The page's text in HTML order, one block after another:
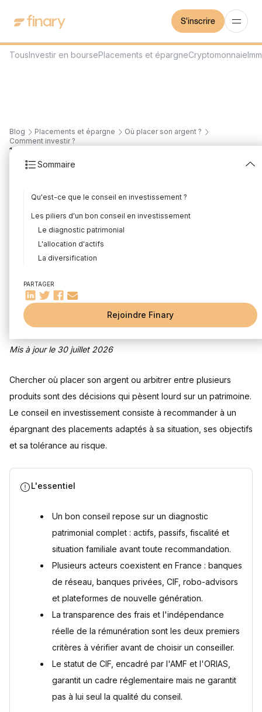
S'inscrire
TousInvestir en boursePlacements et épargneCryptomonnaie
Blog Placements et épargne
Où placer son argent ?
Comment investir ?
Sommaire
Qu'est-ce que le conseil en investissement ?
Les piliers d'un bon conseil en investissement
Le diagnostic patrimonial
L'allocation d'actifs
La diversification
Le suivi dans le temps
Les différents acteurs du conseil en investissement
Les banques de réseau
Les conseillers en investissements financiers (CIF)
Les plateformes de gestion de patrimoine nouvelle
génération
Comment choisir son conseil en investissement ?
Questions fréquentes
Quelle différence entre conseil en investissement et
investissement ?
Sources
PARTAGER
Rejoindre Finary
10
investissement :
définition, acteurs et
comment bien le choisir
Mis à jour le 30 juillet 2026
Chercher où placer son argent ou arbitrer entre plusieurs
produits sont des décisions qui pèsent lourd sur un patrimoine.
Le conseil en investissement consiste à recommander à un
épargnant des placements adaptés à sa situation, ses objectifs
et sa tolérance au risque.
L'essentiel
Un bon conseil repose sur un diagnostic
patrimonial complet : actifs, passifs, fiscalité et
situation familiale avant toute recommandation.
Plusieurs acteurs coexistent en France : banques
de réseau, banques privées, CIF, robo-advisors
et plateformes de nouvelle génération.
La transparence des frais et l'indépendance
réelle de la rémunération sont les deux premiers
critères à vérifier avant de choisir un conseiller.
Le statut de CIF, encadré par l'AMF et l'ORIAS,
garantit un cadre réglementaire mais ne garantit
pas à lui seul la qualité du conseil.